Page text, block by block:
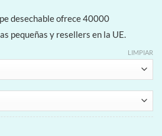
desechable ofrece 40000
pequeñas y resellers en la UE.
LIMPIAR